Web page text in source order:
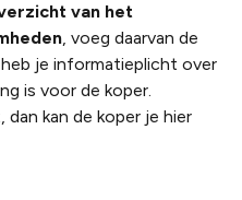
van het
, voeg daarvan de
je informatieplicht over
is voor de koper.
kan de koper je hier